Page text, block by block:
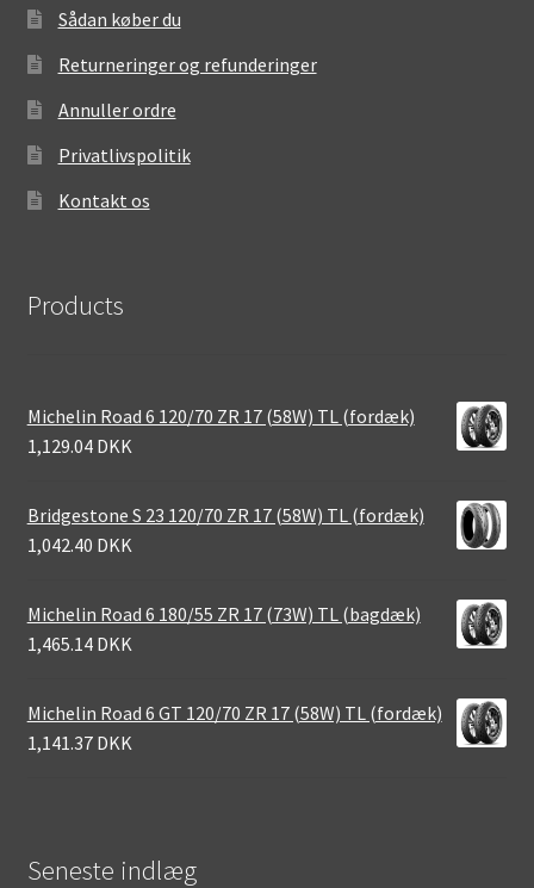
Sådan køber du
Returneringer og refunderinger
Annuller ordre
Privatlivspolitik
Kontakt os
Products
Michelin Road 6 120/70 ZR 17 (58W) TL (fordæk)
1,129.04 DKK
Bridgestone S 23 120/70 ZR 17 (58W) TL (fordæk)
1,042.40 DKK
Michelin Road 6 180/55 ZR 17 (73W) TL (bagdæk)
1,465.14 DKK
Michelin Road 6 GT 120/70 ZR 17 (58W) TL (fordæk)
1,141.37 DKK
Seneste indlæg